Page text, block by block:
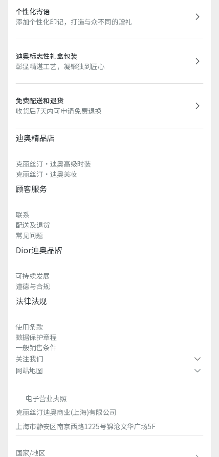
个性化寄语
添加个性化印记，打造与众不同的赠礼
迪奥标志性礼盒包装
彰显精湛工艺，凝聚独到匠心
免费配送和退货
收货后7天内可申请免费退换
迪奥精品店
克丽丝汀·迪奥高级时装
克丽丝汀·迪奥美妆
顾客服务
联系
配送及退货
常见问题
Dior迪奥品牌
可持续发展
道德与合规
法律法规
使用条款
数据保护章程
一般销售条件
关注我们
网站地图
电子营业执照
克丽丝汀迪奥商业(上海)有限公司
上海市静安区南京西路1225号锦沧文华广场5F
国家/地区